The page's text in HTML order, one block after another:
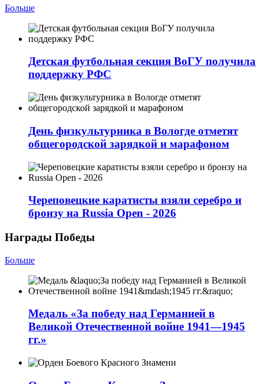
Больше
Детская футбольная секция ВоГУ получила
поддержку РФС
День физкультурника в Вологде отметят
общегородской зарядкой и марафоном
Череповецкие каратисты взяли серебро и
бронзу на Russia Open - 2026
Награды Победы
Больше
Медаль «За победу над Германией в
Великой Отечественной войне 1941—1945
гг.»